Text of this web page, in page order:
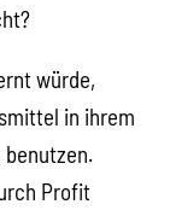
würde,
in ihrem
benutzen.
Profit